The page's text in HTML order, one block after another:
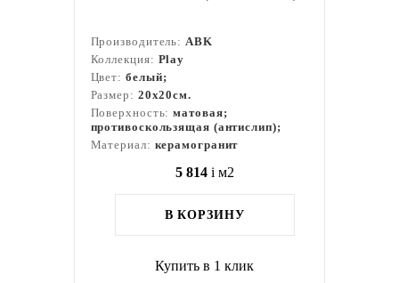
Производитель:ABK
Коллекция: Play
Цвет: белый;
Размер: 20x20см.
Поверхность:матовая;
противоскользящая (антислип);
Материал: керамогранит
5 814 i м2
В КОРЗИНУ
Купить в 1 клик